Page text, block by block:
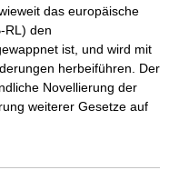
das europäische
RL) den
ist, und wird mit
herbeiführen. Der
Novellierung der
weiterer Gesetze auf